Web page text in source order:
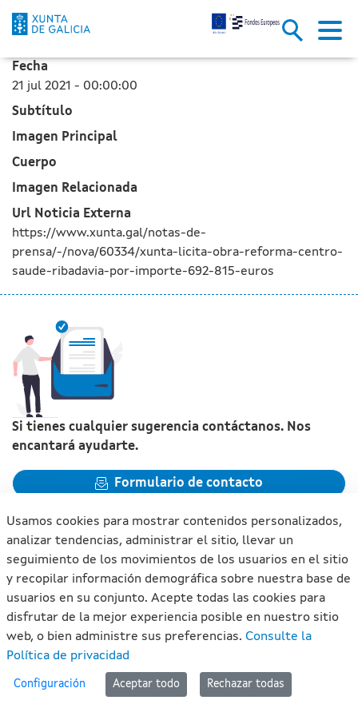
La Xunta licita la obra de
Saltar al contenido principal
Fecha
21 jul 2021 - 00:00:00
Subtítulo
Imagen Principal
Cuerpo
Imagen Relacionada
Url Noticia Externa
https://www.xunta.gal/notas-de-
prensa/-/nova/60334/xunta-licita-obra-reforma-centro-
saude-ribadavia-por-importe-692-815-euros
Si tienes cualquier sugerencia contáctanos. Nos
encantará ayudarte.
Formulario de contacto
Xunta de Galicia. Información mantenida y publicada en
internet por la Xunta de Galicia
Atención a la ciudadanía
Accesibilidad
Mapa del portal
Usamos cookies para mostrar contenidos personalizados,
analizar tendencias, administrar el sitio, llevar un
seguimiento de los movimientos de los usuarios en el sitio
y recopilar información demográfica sobre nuestra base de
usuarios en su conjunto. Acepte todas las cookies para
disfrutar de la mejor experiencia posible en nuestro sitio
web, o bien administre sus preferencias. Consulte la
Política de privacidad
Configuración Aceptar todo Rechazar todas